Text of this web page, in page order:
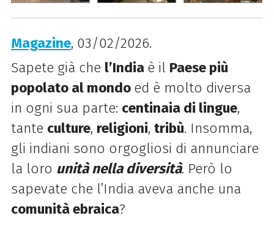
Magazine, 03/02/2026.
Sapete già che l’India è il Paese più
popolato al mondo ed è molto diversa
in ogni sua parte: centinaia di lingue,
tante culture, religioni, tribù. Insomma,
gli indiani sono orgogliosi di annunciare
la loro unità nella diversità. Però lo
sapevate che l’India aveva anche una
comunità ebraica?